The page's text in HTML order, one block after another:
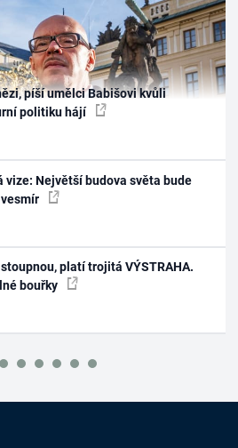
píší umělci Babišovi kvůli
politiku hájí
vize: Největší budova světa bude
platí trojitá VÝSTRAHA.
bouřky